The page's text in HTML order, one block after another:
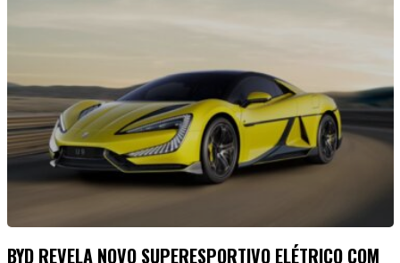
BYD REVELA NOVO SUPERESPORTIVO ELÉTRICO COM